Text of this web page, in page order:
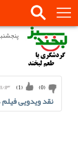
پنجشنبه ۱۵ مرداد
۱۴۰۴/ (
1
) (
0
)
نقد ویدویی